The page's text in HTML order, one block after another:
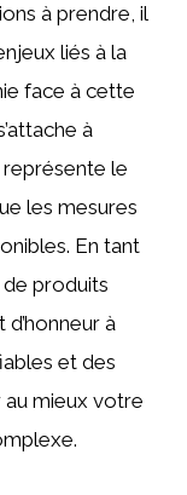
à prendre, il
liés à la
face à cette
à
le
les mesures
En tant
produits
à
et des
mieux votre